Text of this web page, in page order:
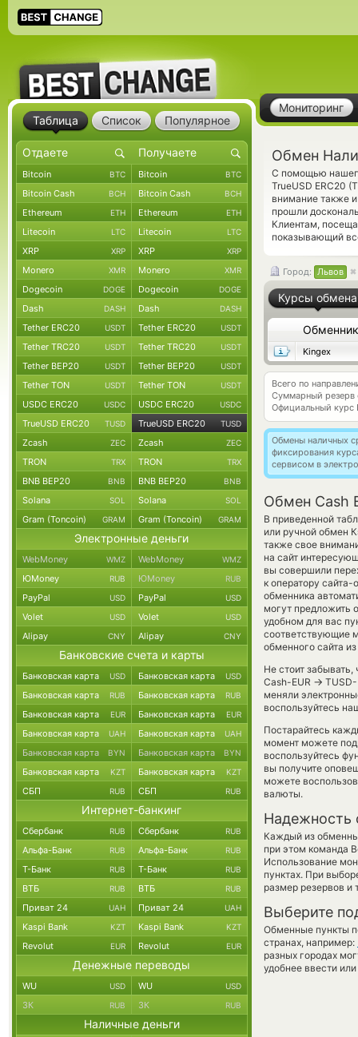
Мониторинг
Обмен
С помощью
TrueUSD ERC20
внимание также
прошли
Клиентам,
показывающий
Город: Львов
Курсы обмена
Обменник
Kingex
Всего по
Суммарный резерв
Официальный курс
Обмены наличных
фиксирования
сервисом в
Обмен Cash
В приведенной
или ручной обмен
также свое
на сайт
вы совершили
к оператору
обменника
могут предложить
удобном для вас
соответствующие
обменного сайта
Не стоит
Cash-EUR →
меняли
воспользуйтесь
Постарайтесь
момент можете
воспользуйтесь
вы получите
можете
валюты.
Надежность
Каждый из
при этом команда
Использование
пунктах. При
размер резервов и
Выберите
Обменные пункты
странах, например:
разных городах
удобнее ввести
Таблица Список Популярное
Bitcoin BTC Bitcoin BTC
Bitcoin Cash BCH Bitcoin Cash BCH
Ethereum ETH Ethereum ETH
Litecoin LTC Litecoin LTC
XRP XRP XRP XRP
Monero XMR Monero XMR
Dogecoin DOGE Dogecoin DOGE
Dash DASH Dash DASH
Tether ERC20 USDT Tether ERC20 USDT
Tether TRC20 USDT Tether TRC20 USDT
Tether BEP20 USDT Tether BEP20 USDT
Tether TON USDT Tether TON USDT
USDC ERC20 USDC USDC ERC20 USDC
TrueUSD ERC20 TUSD TrueUSD ERC20 TUSD
Zcash ZEC Zcash ZEC
TRON TRX TRON TRX
BNB BEP20 BNB BNB BEP20 BNB
Solana SOL Solana SOL
Gram (Toncoin) GRAM Gram (Toncoin) GRAM
Электронные деньги
WebMoney WMZ WebMoney WMZ
ЮMoney RUB ЮMoney RUB
PayPal USD PayPal USD
Volet USD Volet USD
Alipay CNY Alipay CNY
Банковские счета и карты
Банковская карта USD Банковская карта USD
Банковская карта RUB Банковская карта RUB
Банковская карта EUR Банковская карта EUR
Банковская карта UAH Банковская карта UAH
Банковская карта BYN Банковская карта BYN
Банковская карта KZT Банковская карта KZT
СБП RUB СБП RUB
Интернет-банкинг
Сбербанк RUB Сбербанк RUB
Альфа-Банк RUB Альфа-Банк RUB
Т-Банк RUB Т-Банк RUB
ВТБ RUB ВТБ RUB
Приват 24 UAH Приват 24 UAH
Kaspi Bank KZT Kaspi Bank KZT
Revolut EUR Revolut EUR
Денежные переводы
WU USD WU USD
ЗК RUB ЗК RUB
Наличные деньги